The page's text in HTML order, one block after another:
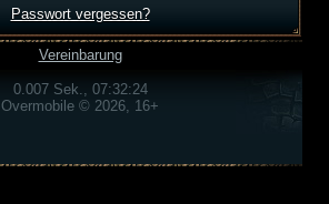
Passwort vergessen?
Vereinbarung
0.007 Sek., 07:32:24
Overmobile © 2026, 16+